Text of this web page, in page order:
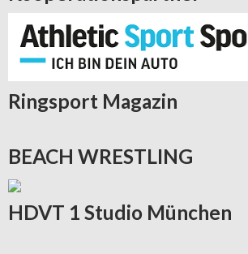
Ringsport Magazin
BEACH WRESTLING
HDVT 1 Studio München